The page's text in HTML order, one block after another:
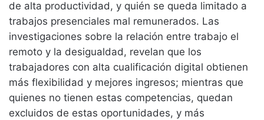
de alta productividad, y quién se queda limitado a
trabajos presenciales mal remunerados. Las
investigaciones sobre la relación entre trabajo el
remoto y la desigualdad, revelan que los
trabajadores con alta cualificación digital obtienen
más flexibilidad y mejores ingresos; mientras que
quienes no tienen estas competencias, quedan
excluidos de estas oportunidades, y más